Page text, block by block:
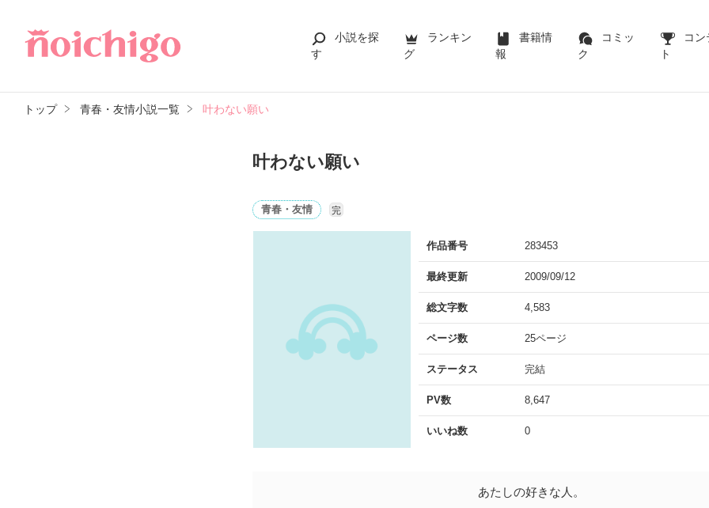
小説を探
す
ランキン
グ
書籍情
報
コミッ
ク
コ
ト
トップ 青春・友情小説一覧 叶わない願い
叶わない願い
青春・友情 完
作品番号 283453
最終更新 2009/09/12
総文字数 4,583
ページ数 25ページ
ステータス 完結
PV数 8,647
いいね数 0
あたしの好きな人。